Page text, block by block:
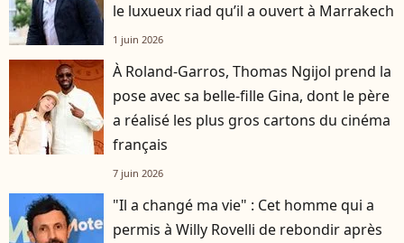
le luxueux riad qu’il a ouvert à Marrakech
1 juin 2026
À Roland-Garros, Thomas Ngijol prend la
pose avec sa belle-fille Gina, dont le père
a réalisé les plus gros cartons du cinéma
français
7 juin 2026
"Il a changé ma vie" : Cet homme qui a
permis à Willy Rovelli de rebondir après